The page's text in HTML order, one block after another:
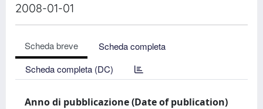
2008-01-01
Scheda breve
Scheda completa
Scheda completa (DC)
Anno di pubblicazione (Date of publication)